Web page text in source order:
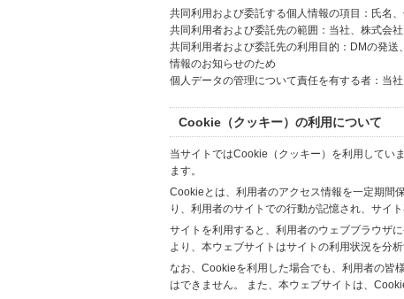
共同利用および委託する個人情報の項目：氏名
共同利用者および委託先の範囲：当社、株式会
共同利用者および委託先の利用目的：DMの発
情報のお知らせのため
個人データの管理について責任を有する者：当社
Cookie（クッキー）の利用について
当サイトではCookie（クッキー）を利用してい
ます。
Cookieとは、利用者のアクセス情報を一定期間
り、利用者のサイトでの行動が記憶され、サイ
サイトを利用すると、利用者のウェブブラウザ
より、本ウェブサイトはサイトの利用状況を分
なお、Cookieを利用した場合でも、利用者の皆
はできません。 また、本ウェブサイトは、